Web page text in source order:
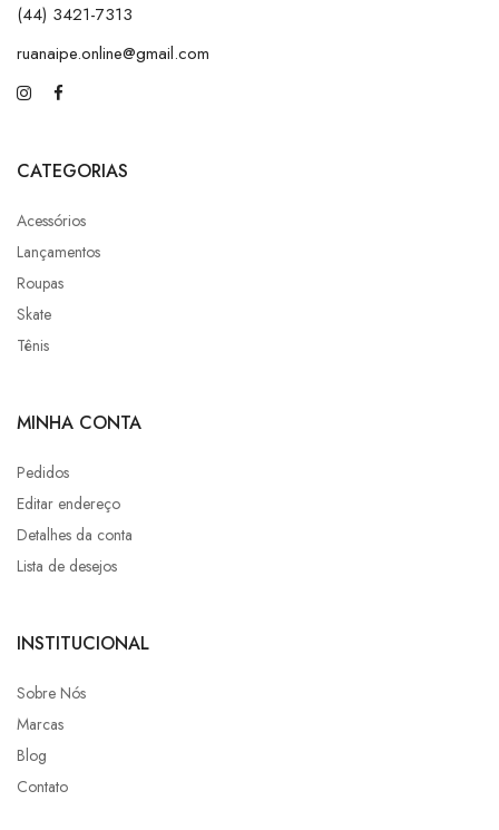
(44) 3421-7313
ruanaipe.online@gmail.com
CATEGORIAS
Acessórios
Lançamentos
Roupas
Skate
Tênis
MINHA CONTA
Pedidos
Editar endereço
Detalhes da conta
Lista de desejos
INSTITUCIONAL
Sobre Nós
Marcas
Blog
Contato